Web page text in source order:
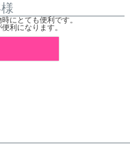
にとても便利です。
利になります。